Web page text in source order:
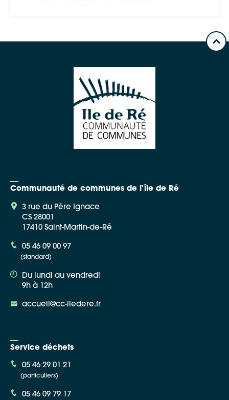
Communauté de communes de l'île de Ré
3 rue du Père Ignace
CS 28001
17410 Saint-Martin-de-Ré
05 46 09 00 97
(standard)
Du lundi au vendredi
9h à 12h
accueil@cc-iledere.fr
Service déchets
05 46 29 01 21
(particuliers)
05 46 09 79 17